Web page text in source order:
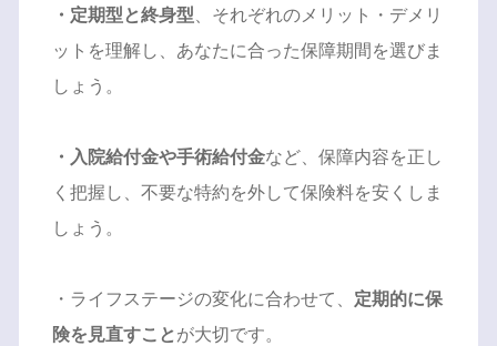
・定期型と終身型 、それぞれのメリット・デメリ
ットを理解し、あなたに合った保障期間を選びま
しょう。
・入院給付金や手術給付金など、保障内容を正し
く把握し、不要な特約を外して保険料を安くしま
しょう。
・ライフステージの変化に合わせて、 定期的に保
険を見直すことが大切です。